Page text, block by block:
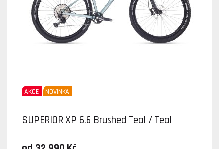
AKCE NOVINKA
SUPERIOR XP 6.6 Brushed Teal / Teal